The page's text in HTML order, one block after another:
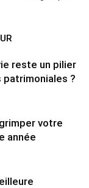
reste un pilier
?
votre
année